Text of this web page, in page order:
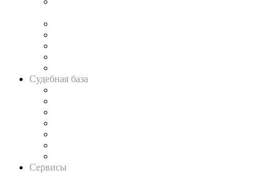
Судебная база
Сервисы